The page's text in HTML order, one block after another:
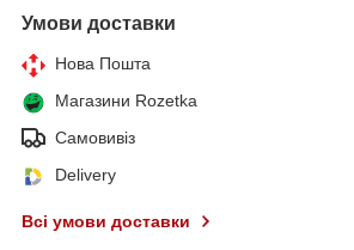
Умови доставки
Нова Пошта
Магазини Rozetka
Самовивіз
Delivery
Всі умови доставки